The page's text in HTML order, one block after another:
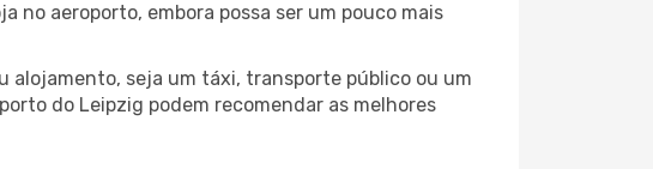
no aeroporto, embora possa ser um pouco mais
alojamento, seja um táxi, transporte público ou um
do Leipzig podem recomendar as melhores